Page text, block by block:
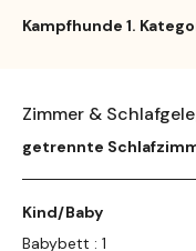
Kampfhunde 1.
Zimmer &
getrennte
Kind/Baby
Babybett : 1